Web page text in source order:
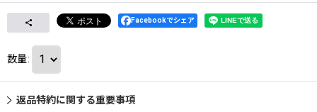
Facebookでシェア
数量:
返品特約に関する重要事項